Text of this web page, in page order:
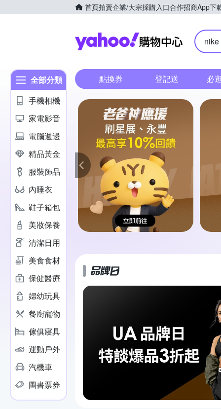
首頁拍賣企業/大宗採購入口合作招商App下
Yahoo購
nike
全部分類
手機相機
家電影音
電腦週邊
精品黃金
服裝飾品
內睡衣
鞋子箱包
美妝保養
清潔日用
美食食材
保健醫療
婦幼玩具
餐廚寵物
傢俱寢具
運動戶外
汽機車
圖書票券
點換券 登記送 必
滿額